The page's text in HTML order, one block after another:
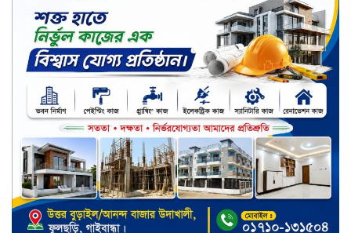
‘শেখ হাসিনা ডিসেম্বরে ফিরলে গণহত্যার
দায় নিয়ে কারাগারে যাবেন,’ আইনমন্ত্রী
মধ্যরাতে শাহজালাল বিমানবন্দরের
বলাকা লাউঞ্জে অগ্নিকাণ্ড
নিরাপদ ও স্বল্পব্যয়ে ক্যাশলেস লেনদেন
গড়তে কাজ করছে বাংলাদেশ ব্যাংক:
গভর্নর